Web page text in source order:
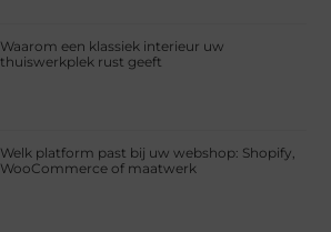
Waarom een klassiek interieur uw
thuiswerkplek rust geeft
Welk platform past bij uw webshop: Shopify,
WooCommerce of maatwerk